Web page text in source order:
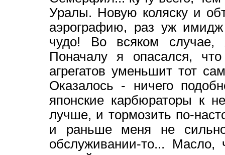
Уралы. Новую коляску и
аэрографию, раз уж
чудо! Во всяком
Поначалу я опасался,
агрегатов уменьшит тот
Оказалось - ничего
японские карбюраторы к
лучше, и тормозить по-
и раньше меня не
обслуживании-то...